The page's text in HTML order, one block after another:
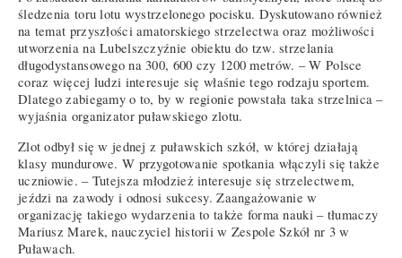
śledzenia toru lotu wystrzelonego pocisku. Dyskutowano również
na temat przyszłości amatorskiego strzelectwa oraz możliwości
utworzenia na Lubelszczyźnie obiektu do tzw. strzelania
długodystansowego na 300, 600 czy 1200 metrów. – W Polsce
coraz więcej ludzi interesuje się właśnie tego rodzaju sportem.
Dlatego zabiegamy o to, by w regionie powstała taka strzelnica –
wyjaśnia organizator puławskiego zlotu.
Zlot odbył się w jednej z puławskich szkół, w której działają
klasy mundurowe. W przygotowanie spotkania włączyli się także
uczniowie. – Tutejsza młodzież interesuje się strzelectwem,
jeździ na zawody i odnosi sukcesy. Zaangażowanie w
organizację takiego wydarzenia to także forma nauki – tłumaczy
Mariusz Marek, nauczyciel historii w Zespole Szkół nr 3 w
Puławach.